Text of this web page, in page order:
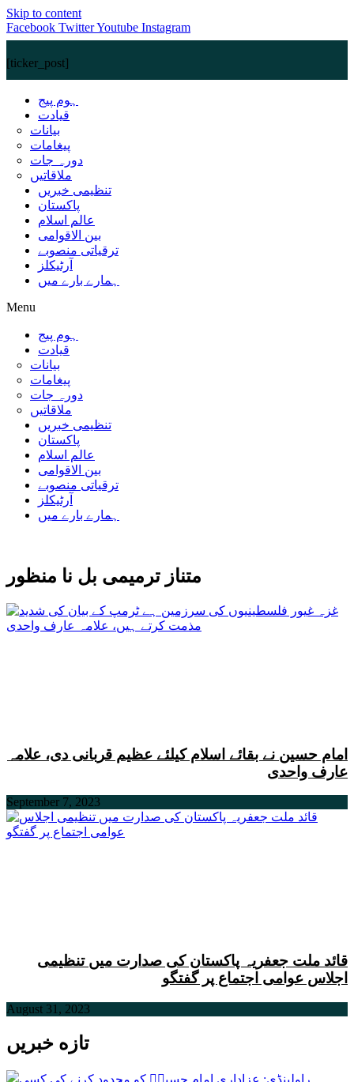
Skip to content
Facebook TwitterYoutube Instagram
[ticker_post]
ہوم پیج
قیادت
بیانات
پیغامات
دورہ جات
ملاقاتیں
تنظیمی خبریں
پاکستان
عالم اسلام
بین الاقوامی
ترقیاتی منصوبے
آرٹیکلز
ہمارے بارے میں
Menu
ہوم پیج
قیادت
بیانات
پیغامات
دورہ جات
ملاقاتیں
تنظیمی خبریں
پاکستان
عالم اسلام
بین الاقوامی
ترقیاتی منصوبے
آرٹیکلز
ہمارے بارے میں
متناز ترمیمی بل نا منظور
امام حسین نے بقائے اسلام کیلئے عظیم قربانی دی، علامہ
عارف واحدی
September 7, 2023
قائد ملت جعفریہ پاکستان کی صدارت میں تنظیمی
اجلاس عوامی اجتماع پر گفتگو
August 31, 2023
تازه خبریں